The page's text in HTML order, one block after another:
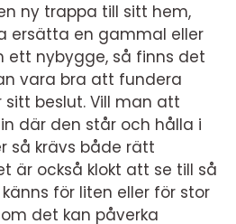
ny trappa till sitt hem,
ersätta en gammal eller
ett nybygge, så finns det
vara bra att fundera
beslut. Vill man att
där den står och hålla i
så krävs både rätt
är också klokt att se till så
för liten eller för stor
det kan påverka